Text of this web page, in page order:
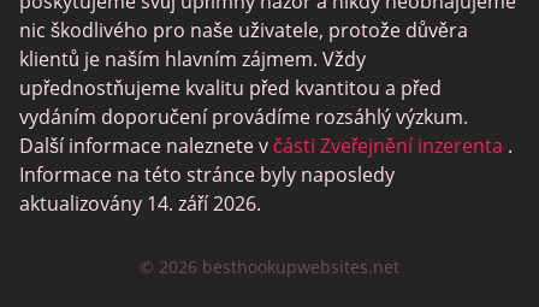
nic škodlivého pro naše uživatele, protože důvěra
klientů je naším hlavním zájmem. Vždy
upřednostňujeme kvalitu před kvantitou a před
vydáním doporučení provádíme rozsáhlý výzkum.
Další informace naleznete včásti Zveřejnění inzerenta .
Informace na této stránce byly naposledy
aktualizovány 14. září 2026.
© 2026 besthookupwebsites.net